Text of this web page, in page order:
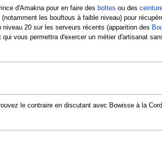
d'Amakna pour en faire des bottes ou des
les bouftous à faible niveau) pour
20 sur les serveurs récents (apparition des
vous permettra d'exercer un métier d'artisanat
le contraire en discutant avec Bowisse à la